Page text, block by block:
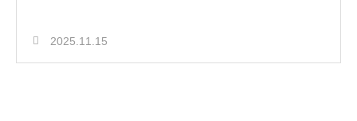
2025.11.15